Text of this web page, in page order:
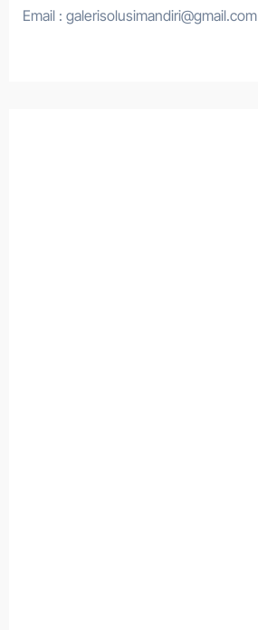
Email : galerisolusimandiri@gmail.com